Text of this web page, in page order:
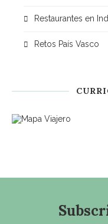
Restaurantes en
Retos País Vasco